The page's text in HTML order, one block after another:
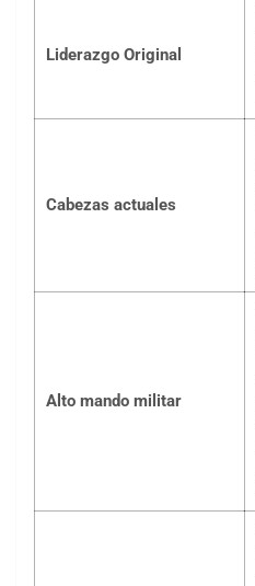
Liderazgo Original
Cabezas actuales
Alto mando militar